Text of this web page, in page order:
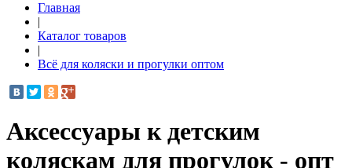
Главная
|
Каталог товаров
|
Всё для коляски и прогулки оптом
Аксессуары к детским
коляскам для прогулок - опт